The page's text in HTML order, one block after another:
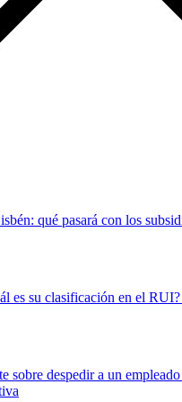
qué pasará con los
es su clasificación en el
sobre despedir a un